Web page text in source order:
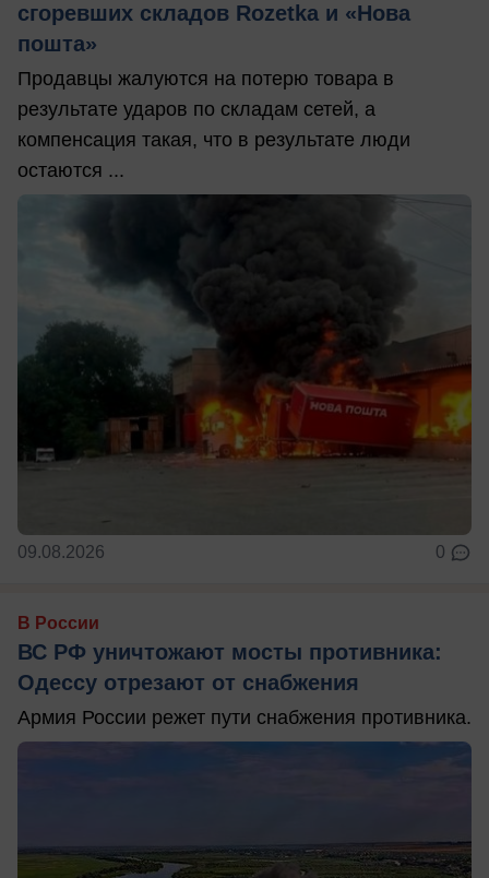
сгоревших складов Rozetka и «Нова
пошта»
Продавцы жалуются на потерю товара в
результате ударов по складам сетей, а
компенсация такая, что в результате люди
остаются ...
09.08.2026 0
В России
ВС РФ уничтожают мосты противника:
Одессу отрезают от снабжения
Армия России режет пути снабжения противника.